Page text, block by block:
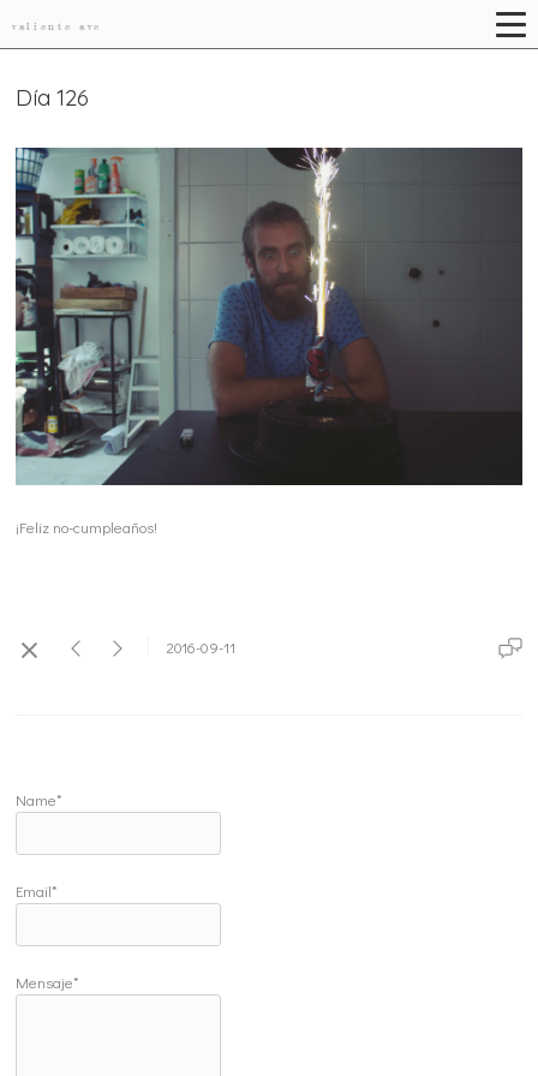
valiente ave
Día 126
¡Feliz no-cumpleaños!
2016-09-11
Name*
Email*
Mensaje*